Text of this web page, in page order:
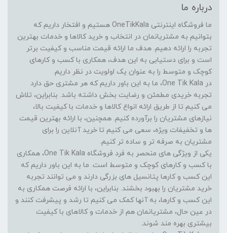
درباره ما
ما فروشگاه اینترنتی OneTikKala هستیم و افتخار داریم که
بتوانیم به مشتریانمان در انتخاب و خرید کالاها و خدمات بهترین
تجربه را ارائه دهیم. هدف ما ارائه قیمت مناسب و کیفیت برتر
است و برای دستیابی به این هدف، همکاری با کسب و کارهای
کوچک و متوسط را به عنوان یک اولویت در نظر داریم.
در One Tik Kala، ما به این باور داریم که هر مشتری حق دارد
تجربه خریدی مطمئن و رضایت بخش داشته باشد. بنابراین، تلاش
می کنیم تا از طریق ارائه انواع کالاها و خدمات با کیفیت بالا،
نیازهای مشتریان را برآورده کنیم. همچنین، با ارائه بهترین قیمت
ها و تخفیفات ویژه، سعی می کنیم تا خرید آنلاین را برای
مشتریان به صرفه تر و ساده تر کنیم.
یکی از ویژگی های منحصر به فرد فروشگاه One Tik Kala، همکاری
با کسب و کارهای کوچک و متوسط است. ما به این باور داریم که
این کسب و کارها پتانسیل های بزرگی دارند و می توانند تجربه
خرید مشتریان را بهبود بخشند. بنابراین، با ارائه فرصت همکاری به
این کسب و کارها، به آنها کمک می کنیم تا رشد و پیشرفت کنند و
در عین حال، مشتریانمان هم از خدمات و کالاهای با کیفیت
بیشتری بهره مند شوند.